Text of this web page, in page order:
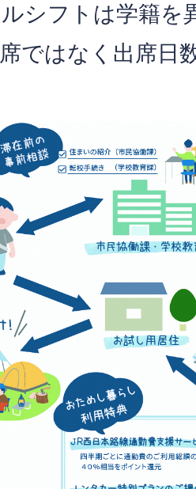
シフトは学籍を
ではなく出席日